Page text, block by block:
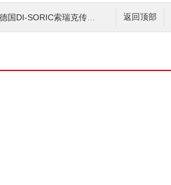
返回顶部
DI-SORIC索瑞克传感器